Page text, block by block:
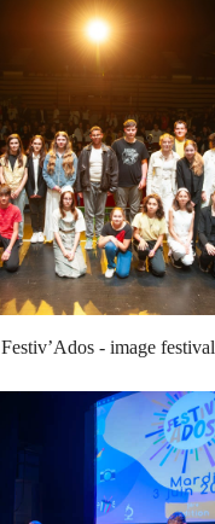
Festiv’Ados - image festival